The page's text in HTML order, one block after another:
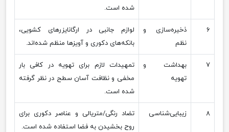
شده است.
۶
ذخیره‌سازی و
نظم
لوازم جانبی در ارگانایزرهای کشویی،
بانکه‌های دکوری و آویزها منظم شده‌اند.
۷
بهداشت و
تهویه
تمهیدات لازم برای تهویه در کافی بار
مخفی و نظافت آسان سطح در نظر گرفته
شده است.
۸ زیبایی‌شناسی
تضاد رنگی/متریالی و عناصر دکوری برای
روح بخشیدن به فضا استفاده شده است.